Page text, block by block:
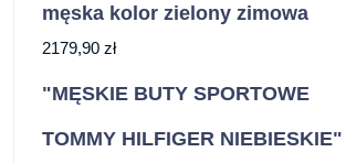
męska kolor zielony zimowa
2179,90 zł
"MĘSKIE BUTY SPORTOWE
TOMMY HILFIGER NIEBIESKIE"